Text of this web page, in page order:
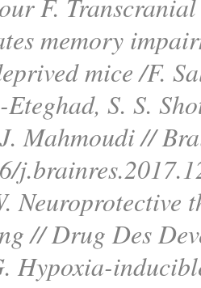
F.
memory
mice /F.
Eteghad, S. S.
Mahmoudi //
Neuroprotective
// Drug Des
Hypoxia-